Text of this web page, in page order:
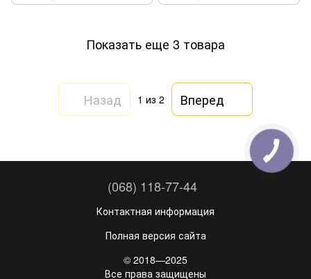
Показать еще 3 товара
Назад 1 из 2 Вперед
(068) 118-77-44
Контактная информация
Полная версия сайта
© 2018—2025
Все права защищены